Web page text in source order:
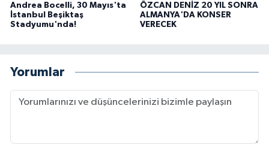
Andrea Bocelli, 30 Mayıs'ta
İstanbul Beşiktaş
Stadyumu'nda!
ÖZCAN DENİZ 20 YIL SONRA
ALMANYA'DA KONSER
VERECEK
Yorumlar